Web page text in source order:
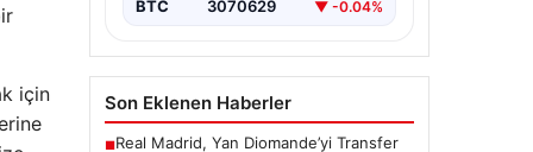
için
BTC 3070629 ▼ -0.04%
Son Eklenen Haberler
■Real Madrid, Yan Diomande’yi Transfer